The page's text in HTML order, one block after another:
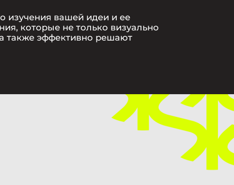
изучения вашей идеи и ее
которые не только визуально
также эффективно решают